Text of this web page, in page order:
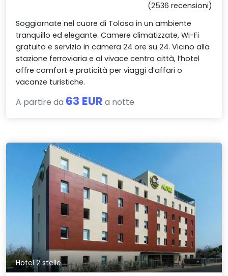
(2536 recensioni)
Soggiornate nel cuore di Tolosa in un ambiente
tranquillo ed elegante. Camere climatizzate, Wi-Fi
gratuito e servizio in camera 24 ore su 24. Vicino alla
stazione ferroviaria e al vivace centro città, l’hotel
offre comfort e praticità per viaggi d’affari o
vacanze turistiche.
A partire da 63 EUR a notte
Hotel 2 stelle